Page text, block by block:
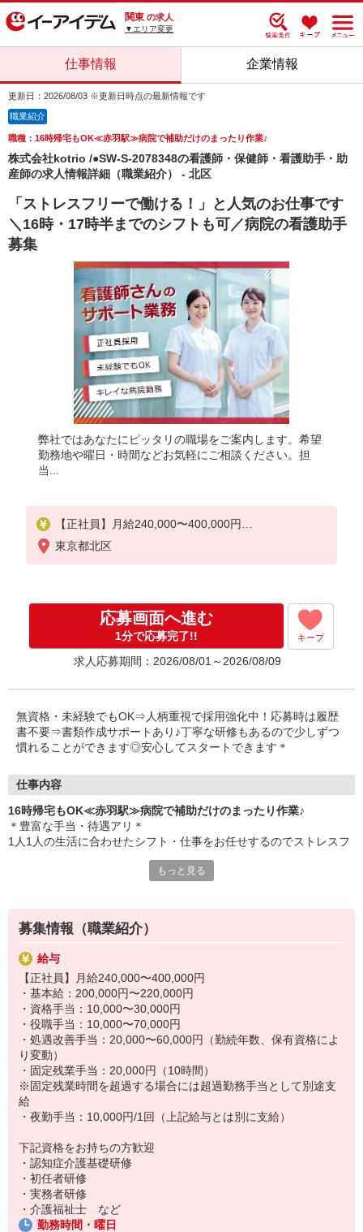
関東 の求人
▼エリア変更
仕事情報 企業情報
更新日：2026/08/03 ※更新日時点の最新情報です
職業紹介
職種：16時帰宅もOK≪赤羽駅≫病院で補助だけのまったり作業♪
株式会社kotrio /●SW-S-2078348の看護師・保健師・看護助手・助
産師の求人情報詳細（職業紹介） - 北区
「ストレスフリーで働ける！」と人気のお仕事です
＼16時・17時半までのシフトも可／病院の看護助手
募集
弊社ではあなたにピッタリの職場をご案内します。希望
勤務地や曜日・時間などお気軽にご相談ください。担
当...
【正社員】月給240,000〜400,000円
・基本給：200,000円〜220,000円
・資格手当：10,000〜30,000円
有資格により変動）
・固定残業手当：20,000円（10時間）
※固定残業時間を超過する場合には超過勤務手当と
して別途支給
・夜勤手当：10,000円/1回（上記給与とは別に支給
下記資格をお持ちの方歓迎
・認知症介護基礎研修
・初任者研修
・実務者研修
東京都北区
応募画面へ進む
1分で応募完了!! キープ
求人応募期間：2026/08/01～2026/08/09
無資格・未経験でもOK⇒人柄重視で採用強化中！応募時は履歴
書不要⇒書類作成サポートあり♪丁寧な研修もあるので少しずつ
慣れることができます◎安心してスタートできます＊
仕事内容
16時帰宅もOK≪赤羽駅≫病院で補助だけのまったり作業♪
＊豊富な手当・待遇アリ＊
1人1人の生活に合わせたシフト・仕事をお任せするのでストレスフ
◆病室清掃業務
◆移動のサポート
◆必要に応じた生活介助 など。
資格も経験も問いません！
看護師さんをサポートする看護助手として、ピカピカな病院に勤務
していただきます♪
定時退社が基本なのでプライベート時間も充実◎
夕方には帰宅して子どものお迎えや家のことをやりたい主婦（夫）
さんも活躍中★
応募時は履歴書不要！
専任コーディネーターが書類作成をお手伝いするので、いま手元に
もっと見る
募集情報（職業紹介）
給与
【正社員】月給240,000〜400,000円
・基本給：200,000円〜220,000円
・資格手当：10,000〜30,000円
・役職手当：10,000〜70,000円
・処遇改善手当：20,000〜60,000円（勤続年数、保有資格によ
り変動）
・固定残業手当：20,000円（10時間）
※固定残業時間を超過する場合には超過勤務手当として別途支
給
・夜勤手当：10,000円/1回（上記給与とは別に支給）
下記資格をお持ちの方歓迎
・認知症介護基礎研修
・初任者研修
・実務者研修
・介護福祉士 など
勤務時間・曜日